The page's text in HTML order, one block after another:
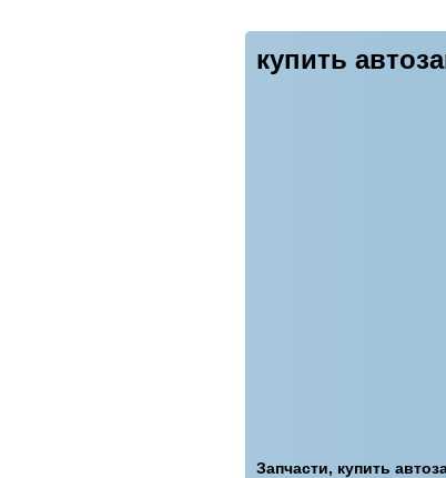
купить
Запчасти, купить